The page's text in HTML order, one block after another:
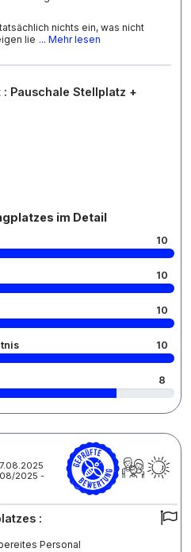
nichts ein, was nicht
lie ... Mehr lesen
Pauschale Stellplatz +
im Detail
10
10
10
10
8
2025 -
:
Personal